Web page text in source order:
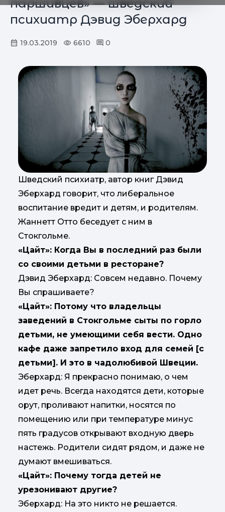
паршивцев» — шведский
психиатр Дэвид Эберхард
19.03.2019 6610 0
Шведский психиатр, автор книг Дэвид
Эберхард говорит, что либеральное
воспитание вредит и детям, и родителям.
Жаннетт Отто беседует с ним в
Стокгольме.
«Цайт»: Когда Вы в последний раз были
со своими детьми в ресторане?
Дэвид Эберхард: Совсем недавно. Почему
Вы спрашиваете?
«Цайт»: Потому что владельцы
заведений в Стокгольме сыты по горло
детьми, не умеющими себя вести. Одно
кафе даже запретило вход для семей [с
детьми]. И это в чадолюбивой Швеции.
Эберхард: Я прекрасно понимаю, о чем
идет речь. Всегда находятся дети, которые
орут, проливают напитки, носятся по
помещению или при температуре минус
пять градусов открывают входную дверь
настежь. Родители сидят рядом, и даже не
думают вмешиваться.
«Цайт»: Почему тогда детей не
урезонивают другие?
Эберхард: На это никто не решается.